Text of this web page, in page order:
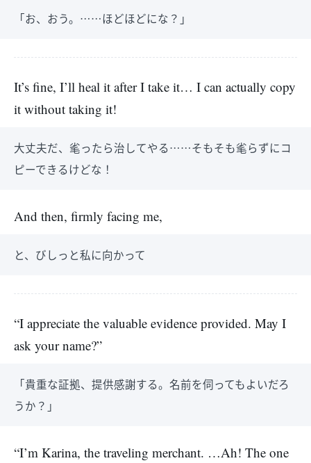
「お、おう。……ほどほどにな？」
It’s fine, I’ll heal it after I take it… I can actually copy
it without taking it!
大丈夫だ、毟ったら治してやる……そもそも毟らずにコ
ピーできるけどな！
And then, firmly facing me,
と、びしっと私に向かって
“I appreciate the valuable evidence provided. May I
ask your name?”
「貴重な証拠、提供感謝する。名前を伺ってもよいだろ
うか？」
“I’m Karina, the traveling merchant. …Ah! The one